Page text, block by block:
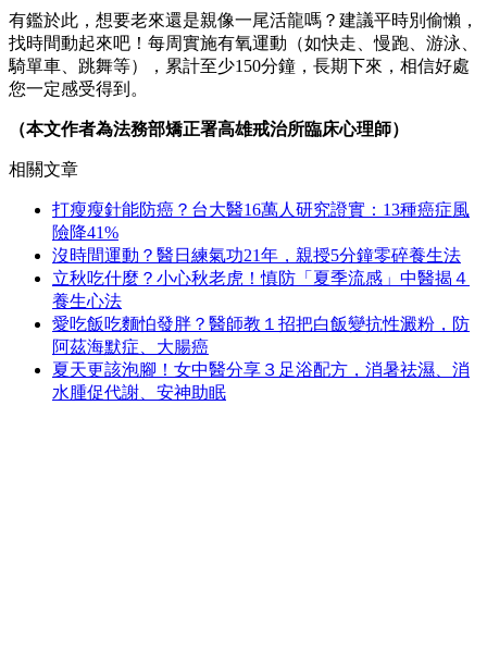
有鑑於此，想要老來還是親像一尾活龍嗎？建議平時別偷懶，
找時間動起來吧！每周實施有氧運動（如快走、慢跑、游泳、
騎單車、跳舞等），累計至少150分鐘，長期下來，相信好處
您一定感受得到。
（本文作者為法務部矯正署高雄戒治所臨床心理師）
相關文章
打瘦瘦針能防癌？台大醫16萬人研究證實：13種癌症風
險降41%
沒時間運動？醫日練氣功21年，親授5分鐘零碎養生法
立秋吃什麼？小心秋老虎！慎防「夏季流感」中醫揭４
養生心法
愛吃飯吃麵怕發胖？醫師教１招把白飯變抗性澱粉，防
阿茲海默症、大腸癌
夏天更該泡腳！女中醫分享３足浴配方，消暑祛濕、消
水腫促代謝、安神助眠